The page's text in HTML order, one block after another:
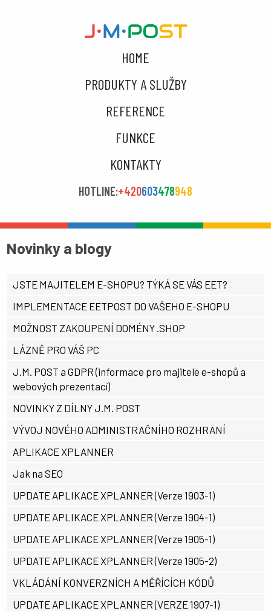
HOME
PRODUKTY A SLUŽBY
REFERENCE
FUNKCE
KONTAKTY
HOTLINE:+420603478948
Novinky a blogy
JSTE MAJITELEM E-SHOPU? TÝKÁ SE VÁS EET?
IMPLEMENTACE EETPOST DO VAŠEHO E-SHOPU
MOŽNOST ZAKOUPENÍ DOMÉNY .SHOP
LÁZNĚ PRO VÁŠ PC
J.M. POST a GDPR (informace pro majitele e-shopů a
webových prezentací)
NOVINKY Z DÍLNY J.M. POST
VÝVOJ NOVÉHO ADMINISTRAČNÍHO ROZHRANÍ
APLIKACE XPLANNER
Jak na SEO
UPDATE APLIKACE XPLANNER (Verze 1903-1)
UPDATE APLIKACE XPLANNER (Verze 1904-1)
UPDATE APLIKACE XPLANNER (Verze 1905-1)
UPDATE APLIKACE XPLANNER (Verze 1905-2)
VKLÁDÁNÍ KONVERZNÍCH A MĚŘÍCÍCH KÓDŮ
UPDATE APLIKACE XPLANNER (VERZE 1907-1)